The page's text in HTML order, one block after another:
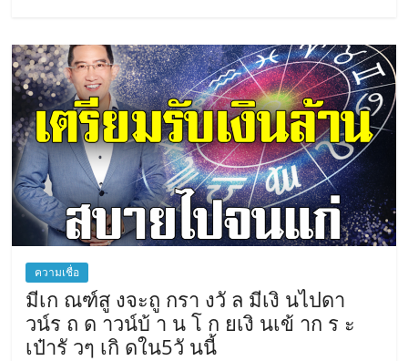
ความเชื่อ
มีเก ณฑ์สู งจะถู กรา งวั ล มีเงิ นไปดา
วน์ร ถ ด าวน์บ้ า น โ ก ยเงิ นเข้ าก ร ะ
เป๋ารั วๆ เกิ ดใน5วั นนี้